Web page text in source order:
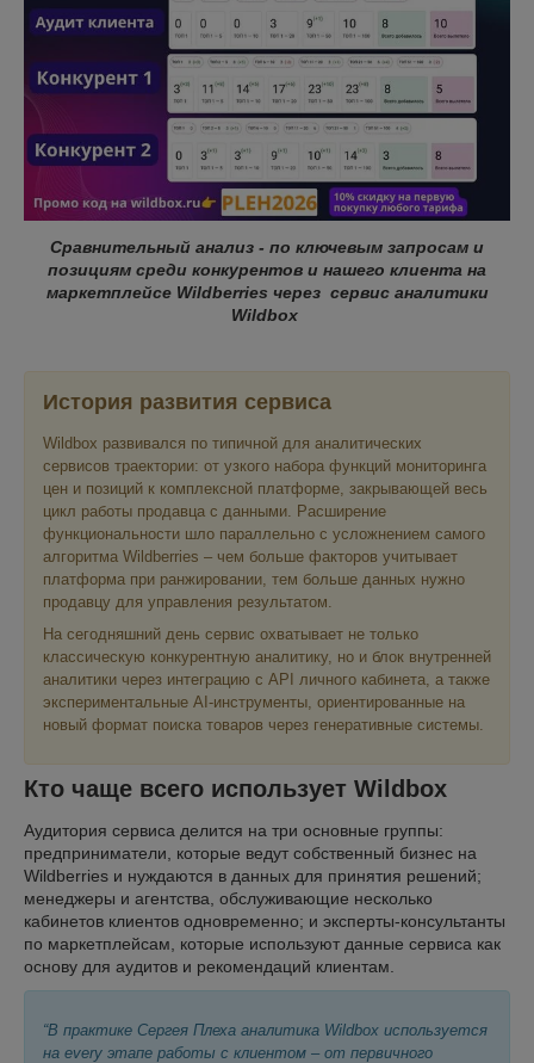
Сравнительный анализ - по ключевым запросам и
позициям среди конкурентов и нашего клиента на
маркетплейсе Wildberries через сервис аналитики
Wildbox
История развития сервиса
Wildbox развивался по типичной для аналитических
сервисов траектории: от узкого набора функций мониторинга
цен и позиций к комплексной платформе, закрывающей весь
цикл работы продавца с данными. Расширение
функциональности шло параллельно с усложнением самого
алгоритма Wildberries – чем больше факторов учитывает
платформа при ранжировании, тем больше данных нужно
продавцу для управления результатом.
На сегодняшний день сервис охватывает не только
классическую конкурентную аналитику, но и блок внутренней
аналитики через интеграцию с API личного кабинета, а также
экспериментальные AI-инструменты, ориентированные на
новый формат поиска товаров через генеративные системы.
Кто чаще всего использует Wildbox
Аудитория сервиса делится на три основные группы:
предприниматели, которые ведут собственный бизнес на
Wildberries и нуждаются в данных для принятия решений;
менеджеры и агентства, обслуживающие несколько
кабинетов клиентов одновременно; и эксперты-консультанты
по маркетплейсам, которые используют данные сервиса как
основу для аудитов и рекомендаций клиентам.
“В практике Сергея Плеха аналитика Wildbox используется
на every этапе работы с клиентом – от первичного